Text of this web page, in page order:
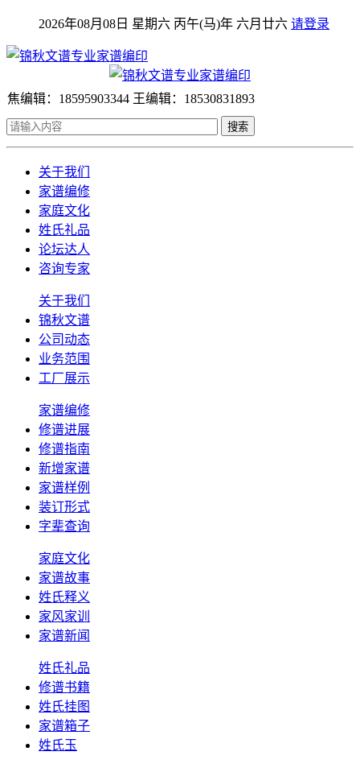
2026年08月08日 星期六 丙午(马)年 六月廿六 请登录
焦编辑：18595903344 王编辑：18530831893
搜索
关于我们
家谱编修
家庭文化
姓氏礼品
论坛达人
咨询专家
关于我们
锦秋文谱
公司动态
业务范围
工厂展示
家谱编修
修谱进展
修谱指南
新增家谱
家谱样例
装订形式
字辈查询
家庭文化
家谱故事
姓氏释义
家风家训
家谱新闻
姓氏礼品
修谱书籍
姓氏挂图
家谱箱子
姓氏玉